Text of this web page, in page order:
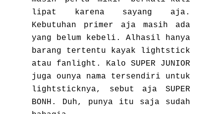
lipat karena sayang aja.
Kebutuhan primer aja masih ada
yang belum kebeli. Alhasil hanya
barang tertentu kayak lightstick
atau fanlight. Kalo SUPER JUNIOR
juga ounya nama tersendiri untuk
lightsticknya, sebut aja SUPER
BONH. Duh, punya itu saja sudah